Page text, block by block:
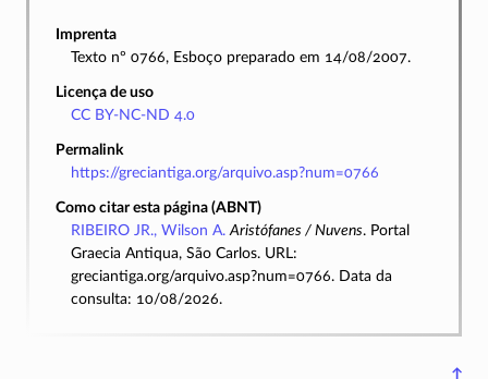
Imprenta
Texto nº 0766, Esboço preparado em 14/08/2007.
Licença de uso
CC BY-NC-ND 4.0
Permalink
https://greciantiga.org/arquivo.asp?num=0766
Como citar esta página (ABNT)
RIBEIRO JR., Wilson A. Aristófanes / Nuvens. Portal
Graecia Antiqua, São Carlos. URL:
greciantiga.org/arquivo.asp?num=0766. Data da
consulta: 10/08/2026.
↑